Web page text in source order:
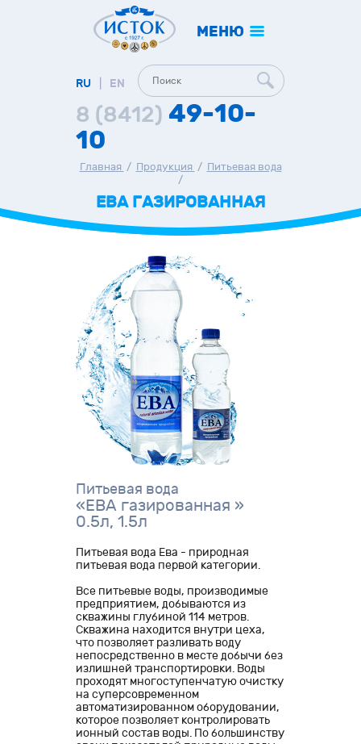
МЕНЮ
8 (8412) 49-10-
10
RU EN
Главная / Продукция / Питьевая вода
/
ЕВА ГАЗИРОВАННАЯ
Питьевая вода
«ЕВА газированная »
0.5л, 1.5л
Питьевая вода Ева - природная
питьевая вода первой категории.
Все питьевые воды, производимые
предприятием, добываются из
скважины глубиной 114 метров.
Скважина находится внутри цеха,
что позволяет разливать воду
непосредственно в месте добычи без
излишней транспортировки. Воды
проходят многоступенчатую очистку
на суперсовременном
автоматизированном оборудовании,
которое позволяет контролировать
ионный состав воды. По большинству